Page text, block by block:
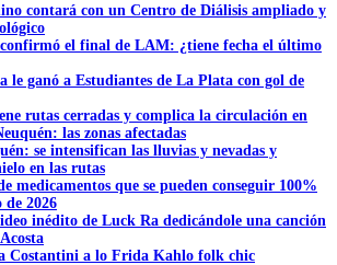
contará con un Centro de Diálisis ampliado y
el final de LAM: ¿tiene fecha el último
le ganó a Estudiantes de La Plata con gol de
rutas cerradas y complica la circulación en
las zonas afectadas
se intensifican las lluvias y nevadas y
en las rutas
medicamentos que se pueden conseguir 100%
de 2026
inédito de Luck Ra dedicándole una canción
Costantini a lo Frida Kahlo folk chic